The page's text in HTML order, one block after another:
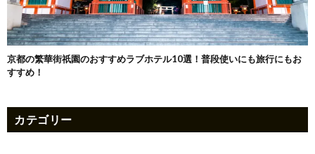
京都の繁華街祇園のおすすめラブホテル10選！普段使いにも旅行にもお
すすめ！
カテゴリー